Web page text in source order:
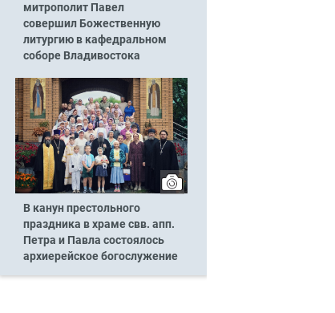
митрополит Павел
совершил Божественную
литургию в кафедральном
соборе Владивостока
В канун престольного
праздника в храме свв. апп.
Петра и Павла состоялось
архиерейское богослужение